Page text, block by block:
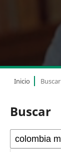
Inicio Buscar
Buscar